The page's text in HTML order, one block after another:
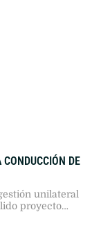
DE
unilateral
proyecto
de boicot